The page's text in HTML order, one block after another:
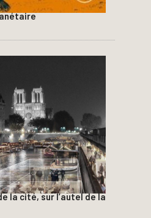
la cité, sur l’autel de la